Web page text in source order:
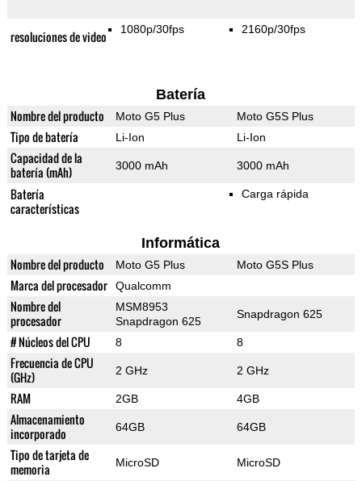
resoluciones de video 1080p/30fps 2160p/30fps
Batería
Nombre del producto Moto G5 Plus Moto G5S Plus
Tipo de batería Li-Ion Li-Ion
Capacidad de la
batería (mAh)
3000 mAh 3000 mAh
Batería
características
Carga rápida
Informática
Nombre del producto Moto G5 Plus Moto G5S Plus
Marca del procesador Qualcomm
Nombre del
procesador
MSM8953
Snapdragon 625
Snapdragon 625
# Núcleos del CPU 8 8
Frecuencia de CPU
(GHz)
2 GHz 2 GHz
RAM 2GB 4GB
Almacenamiento
incorporado
64GB 64GB
Tipo de tarjeta de
memoria
MicroSD MicroSD